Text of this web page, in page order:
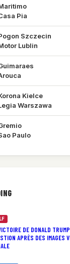
Pia
Szczecin
Lublin
Kielce
Warszawa
Paulo
DE DONALD
APRÈS DES IMAGES